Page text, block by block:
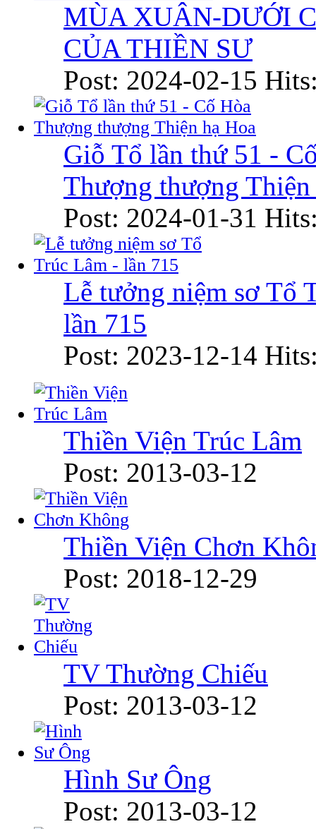
MÙA XUÂN-DƯỚI
CỦA THIỀN SƯ
Post: 2024-02-15
Giỗ Tổ lần thứ 51 -
Thượng thượng Thiện
Post: 2024-01-31
Lễ tưởng niệm sơ Tổ
lần 715
Post: 2023-12-14
Thiền Viện Trúc Lâm
Post: 2013-03-12
Thiền Viện Chơn
Post: 2018-12-29
TV Thường Chiếu
Post: 2013-03-12
Hình Sư Ông
Post: 2013-03-12